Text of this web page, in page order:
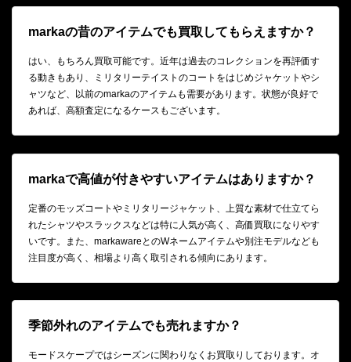
markaの昔のアイテムでも買取してもらえますか？
はい、もちろん買取可能です。近年は過去のコレクションを再評価す
る動きもあり、ミリタリーテイストのコートをはじめジャケットやシ
ャツなど、以前のmarkaのアイテムも需要があります。状態が良好で
あれば、高額査定になるケースもございます。
markaで高値が付きやすいアイテムはありますか？
定番のモッズコートやミリタリージャケット、上質な素材で仕立てら
れたシャツやスラックスなどは特に人気が高く、高価買取になりやす
いです。また、markawareとのWネームアイテムや別注モデルなども
注目度が高く、相場より高く取引される傾向にあります。
季節外れのアイテムでも売れますか？
モードスケープではシーズンに関わりなくお買取りしております。オ